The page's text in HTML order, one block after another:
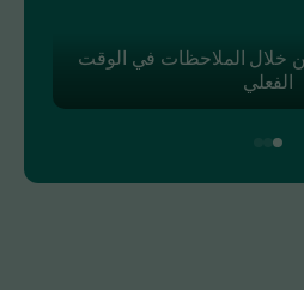
من أجل توظيف أذكى